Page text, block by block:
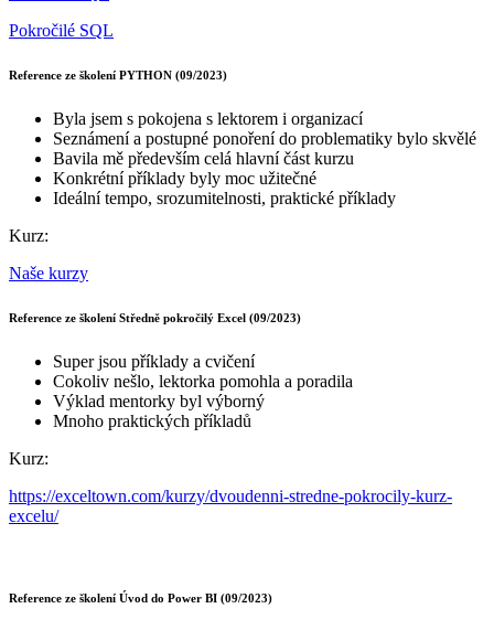
Pokročilé SQL
Reference ze školení PYTHON (09/2023)
Byla jsem s pokojena s lektorem i organizací
Seznámení a postupné ponoření do problematiky bylo skvělé
Bavila mě především celá hlavní část kurzu
Konkrétní příklady byly moc užitečné
Ideální tempo, srozumitelnosti, praktické příklady
Kurz:
Naše kurzy
Reference ze školení Středně pokročilý Excel (09/2023)
Super jsou příklady a cvičení
Cokoliv nešlo, lektorka pomohla a poradila
Výklad mentorky byl výborný
Mnoho praktických příkladů
Kurz:
https://exceltown.com/kurzy/dvoudenni-stredne-pokrocily-kurz-
excelu/
Reference ze školení Úvod do Power BI (09/2023)